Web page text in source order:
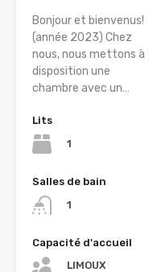
Bonjour et bienvenus!
(année 2023) Chez
nous, nous mettons à
disposition une
chambre avec un…
Lits
1
Salles de bain
1
Capacité d'accueil
LIMOUX